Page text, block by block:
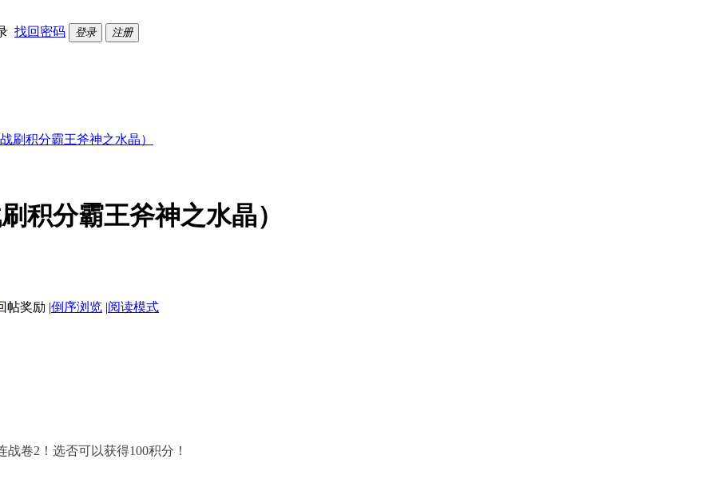
找回密码 登录 注册
刷积分霸王斧神之水晶）
积分霸王斧神之水晶）
|倒序浏览 |阅读模式
卷2！选否可以获得100积分！